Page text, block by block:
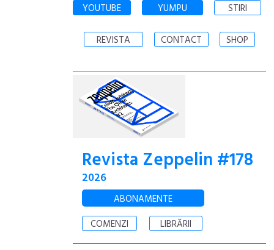
YOUTUBE YUMPU STIRI
REVISTA CONTACT SHOP
Revista Zeppelin #178
2026
ABONAMENTE
COMENZI
LIBRĂRII